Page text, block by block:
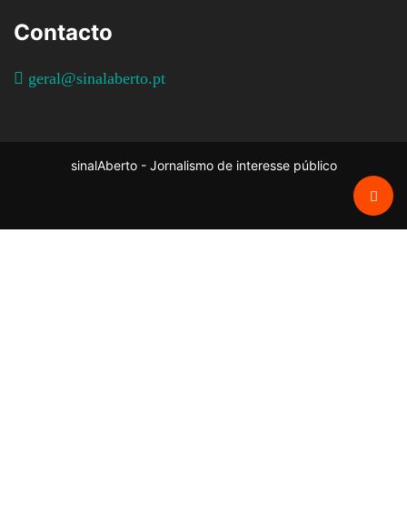
Contacto
geral@sinalaberto.pt
sinalAberto - Jornalismo de interesse público